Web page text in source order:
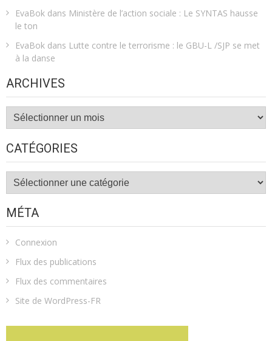
EvaBok dans Ministère de l’action sociale : Le SYNTAS hausse
le ton
EvaBok dans Lutte contre le terrorisme : le GBU-L /SJP se met
à la danse
ARCHIVES
Archives
CATÉGORIES
Catégories
MÉTA
Connexion
Flux des publications
Flux des commentaires
Site de WordPress-FR